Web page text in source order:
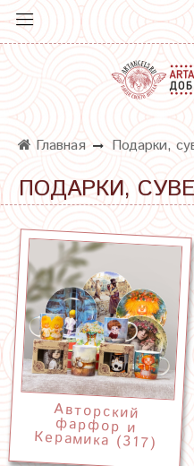
Главная Подарки,
ПОДАРКИ,
Авторский
фарфор и
Керамика (317)